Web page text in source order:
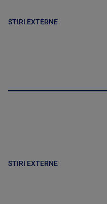
STIRI EXTERNE
STIRI EXTERNE